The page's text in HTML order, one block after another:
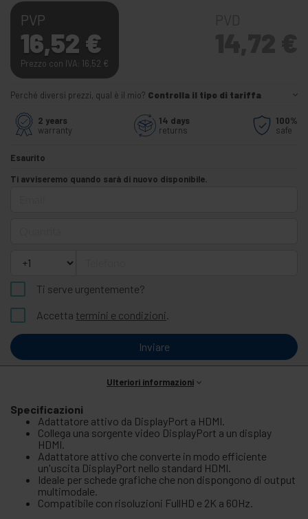
PVP
16,52 €
Prezzo con IVA: 16,52 €
Perché diversi prezzi, qual è il mio? Controlla il tipo di tariffa
2 years
warranty
14 days
returns
100%
safe
Esaurito
Ti avviseremo quando sarà di nuovo disponibile.
Ti serve urgentemente?
Accetta termini e condizioni.
Inviare
Ulteriori informazioni
Specificazioni
Adattatore attivo da DisplayPort a HDMI.
Collega una sorgente video DisplayPort a un display
HDMI.
Adattatore attivo che converte in modo efficiente
un'uscita DisplayPort nello standard HDMI.
Ideale per schede grafiche che non dispongono di output
multimodale.
Compatibile con risoluzioni FullHD e 2K a 60Hz.